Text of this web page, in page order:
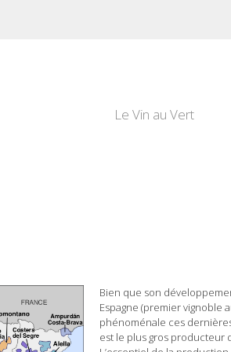
Le Vin au Vert
Bien que son
Espagne (premier vignoble
phénoménale ces
est le plus gros producteur